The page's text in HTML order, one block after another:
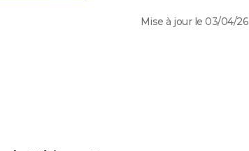
Mise à jour le 03/04/26